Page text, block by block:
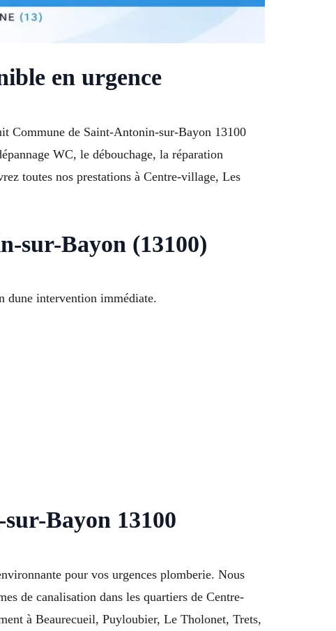
en urgence
Commune de Saint-Antonin-sur-Bayon 13100
WC, le débouchage, la réparation
toutes nos prestations à Centre-village, Les
sur-Bayon (13100)
dune intervention immédiate.
Bayon 13100
pour vos urgences plomberie. Nous
de canalisation dans les quartiers de Centre-
à Beaurecueil, Puyloubier, Le Tholonet, Trets,